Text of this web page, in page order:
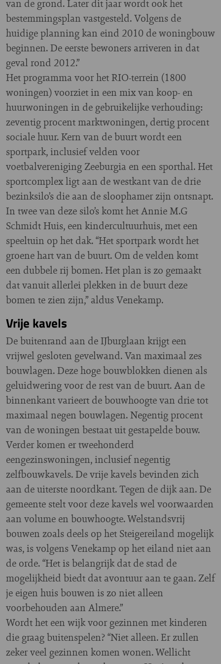
van de grond. Later dit jaar wordt ook het
bestemmingsplan vastgesteld. Volgens de
huidige planning kan eind 2010 de woningbouw
beginnen. De eerste bewoners arriveren in dat
geval rond 2012.”
Het programma voor het RIO-terrein (1800
woningen) voorziet in een mix van koop- en
huurwoningen in de gebruikelijke verhouding:
zeventig procent marktwoningen, dertig procent
sociale huur. Kern van de buurt wordt een
sportpark, inclusief velden voor
voetbalvereniging Zeeburgia en een sporthal. Het
sportcomplex ligt aan de westkant van de drie
bezinksilo’s die aan de sloophamer zijn ontsnapt.
In twee van deze silo’s komt het Annie M.G
Schmidt Huis, een kindercultuurhuis, met een
speeltuin op het dak. “Het sportpark wordt het
groene hart van de buurt. Om de velden komt
een dubbele rij bomen. Het plan is zo gemaakt
dat vanuit allerlei plekken in de buurt deze
bomen te zien zijn,” aldus Venekamp.
Vrije kavels
De buitenrand aan de IJburglaan krijgt een
vrijwel gesloten gevelwand. Van maximaal zes
bouwlagen. Deze hoge bouwblokken dienen als
geluidwering voor de rest van de buurt. Aan de
binnenkant varieert de bouwhoogte van drie tot
maximaal negen bouwlagen. Negentig procent
van de woningen bestaat uit gestapelde bouw.
Verder komen er tweehonderd
eengezinswoningen, inclusief negentig
zelfbouwkavels. De vrije kavels bevinden zich
aan de uiterste noordkant. Tegen de dijk aan. De
gemeente stelt voor deze kavels wel voorwaarden
aan volume en bouwhoogte. Welstandsvrij
bouwen zoals deels op het Steigereiland mogelijk
was, is volgens Venekamp op het eiland niet aan
de orde. “Het is belangrijk dat de stad de
mogelijkheid biedt dat avontuur aan te gaan. Zelf
je eigen huis bouwen is zo niet alleen
voorbehouden aan Almere.”
Wordt het een wijk voor gezinnen met kinderen
die graag buitenspelen? “Niet alleen. Er zullen
zeker veel gezinnen komen wonen. Wellicht